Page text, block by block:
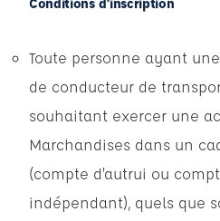
Toute personne ayant
de conducteur de
souhaitant exercer une
Marchandises dans un
(compte d’autrui ou
indépendant), quels que